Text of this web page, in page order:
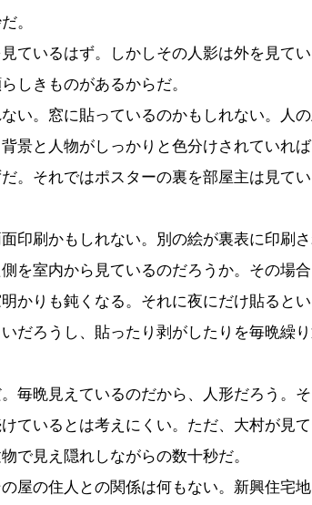
。
ているはず。しかしその人影は外を見て
しきものがあるからだ。
い。窓に貼っているのかもしれない。人
景と人物がしっかりと色分けされていれ
。それではポスターの裏を部屋主は見て
印刷かもしれない。別の絵が裏表に印刷
を室内から見ているのだろうか。その場
かりも鈍くなる。それに夜にだけ貼ると
だろうし、貼ったり剥がしたりを毎晩繰
毎晩見えているのだから、人形だろう。
ているとは考えにくい。ただ、大村が見
で見え隠れしながらの数十秒だ。
屋の住人との関係は何もない。新興住宅